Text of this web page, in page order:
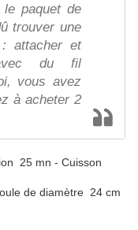
le paquet de
trouver une
: attacher et
du fil
vous avez
à acheter 2
25 mn - Cuisson
de diamètre 24 cm